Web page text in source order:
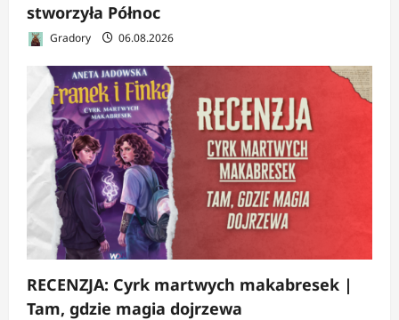
stworzyła Północ
Gradory 06.08.2026
RECENZJA: Cyrk martwych makabresek |
Tam, gdzie magia dojrzewa